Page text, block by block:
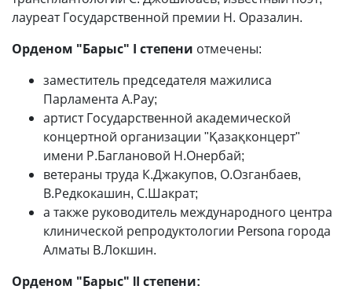
лауреат Государственной премии Н. Оразалин.
Орденом "Барыс" І степени отмечены:
заместитель председателя мажилиса
Парламента А.Рау;
артист Государственной академической
концертной организации "Қазақконцерт"
имени Р.Баглановой Н.Онербай;
ветераны труда К.Джакупов, О.Озганбаев,
В.Редкокашин, С.Шакрат;
а также руководитель международного центра
клинической репродуктологии Persona города
Алматы В.Локшин.
Орденом "Барыс" IІ степени: